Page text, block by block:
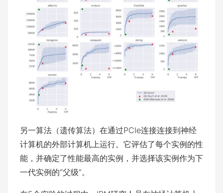
另一算法（遗传算法）在通过PCIe连接连接到神经
计算机的外部计算机上运行。它评估了每个实例的性
能，并确定了性能最高的实例，并选择该实例作为下
一代实例的“父级”。